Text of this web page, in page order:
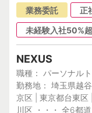
業務委託 正
未経験入社50%超
NEXUS
職種： パーソナル
勤務地： 埼玉県越
京区 | 東京都台東区
川区 ・・・ 全6都